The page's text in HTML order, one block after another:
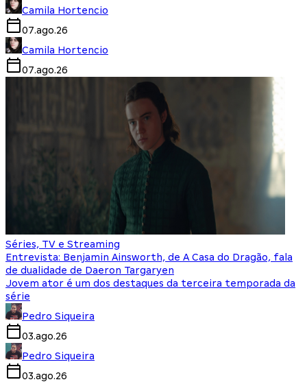
Camila Hortencio
07.ago.26
Camila Hortencio
07.ago.26
Séries, TV e Streaming
Entrevista: Benjamin Ainsworth, de A Casa do Dragão, fala
de dualidade de Daeron Targaryen
Jovem ator é um dos destaques da terceira temporada da
série
Pedro Siqueira
03.ago.26
Pedro Siqueira
03.ago.26